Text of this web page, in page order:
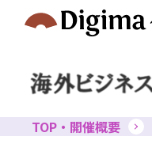
TOP・開催概要